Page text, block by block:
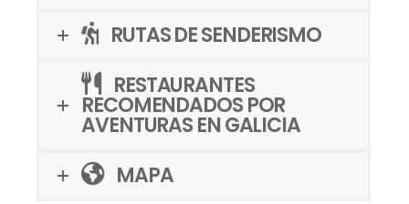
RUTAS DE SENDERISMO
RESTAURANTES
RECOMENDADOS POR
AVENTURAS EN GALICIA
MAPA